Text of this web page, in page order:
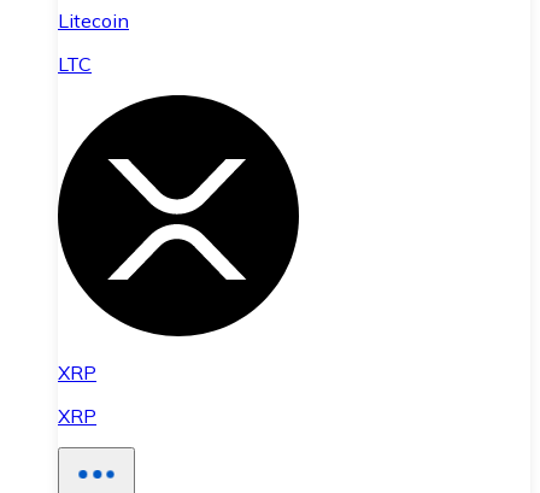
Litecoin
LTC
XRP
XRP